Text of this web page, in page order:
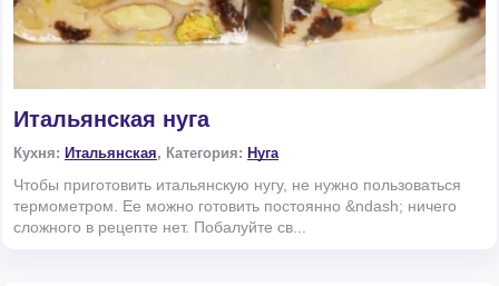
Итальянская нуга
Кухня: Итальянская, Категория: Нуга
Чтобы приготовить итальянскую нугу, не нужно пользоваться
термометром. Ее можно готовить постоянно &ndash; ничего
сложного в рецепте нет. Побалуйте св...